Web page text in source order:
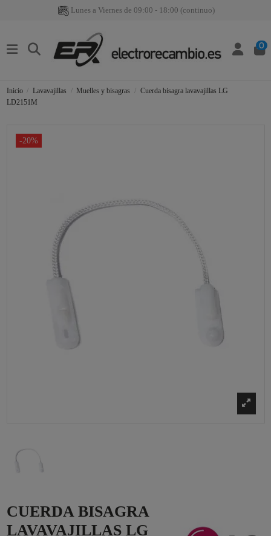
Lunes a Viernes de 09:00 - 18:00 (continuo)
0
Inicio Lavavajillas Muelles y bisagras
Cuerda bisagra lavavajillas LG
LD2151M
-20%
CUERDA BISAGRA
LAVAVAJILLAS LG